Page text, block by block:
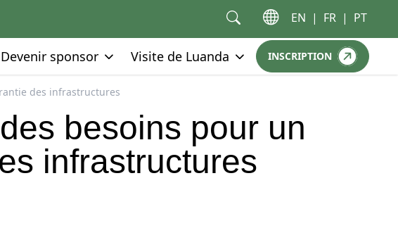
EN | FR | PT
to:
Devenir sponsorGo to:Visite de Luanda Go to: GO TO:
INSCRIPTION
des infrastructures
besoins pour un
infrastructures